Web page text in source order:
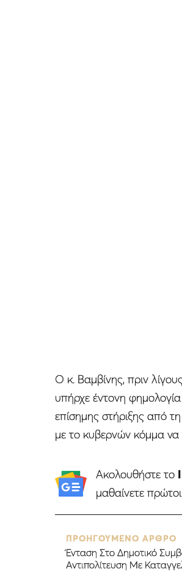
Ο κ. Βαμβίνης, πριν
υπήρχε έντονη
επίσημης στήριξης από
με το κυβερνών κόμμα να
Ακολουθήστε το
μαθαίνετε
ΠΡΟΗΓΟΥΜΕΝΟ ΑΡΘΡΟ
Ένταση Στο Δημοτικό
Αντιπολίτευση Με